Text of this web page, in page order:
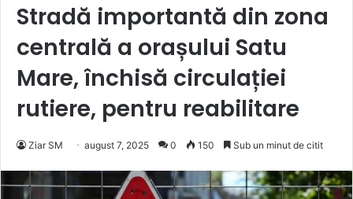
Stradă importantă din zona
centrală a orașului Satu
Mare, închisă circulației
rutiere, pentru reabilitare
Ziar SM august 7, 2025 0 150 Sub un minut de citit